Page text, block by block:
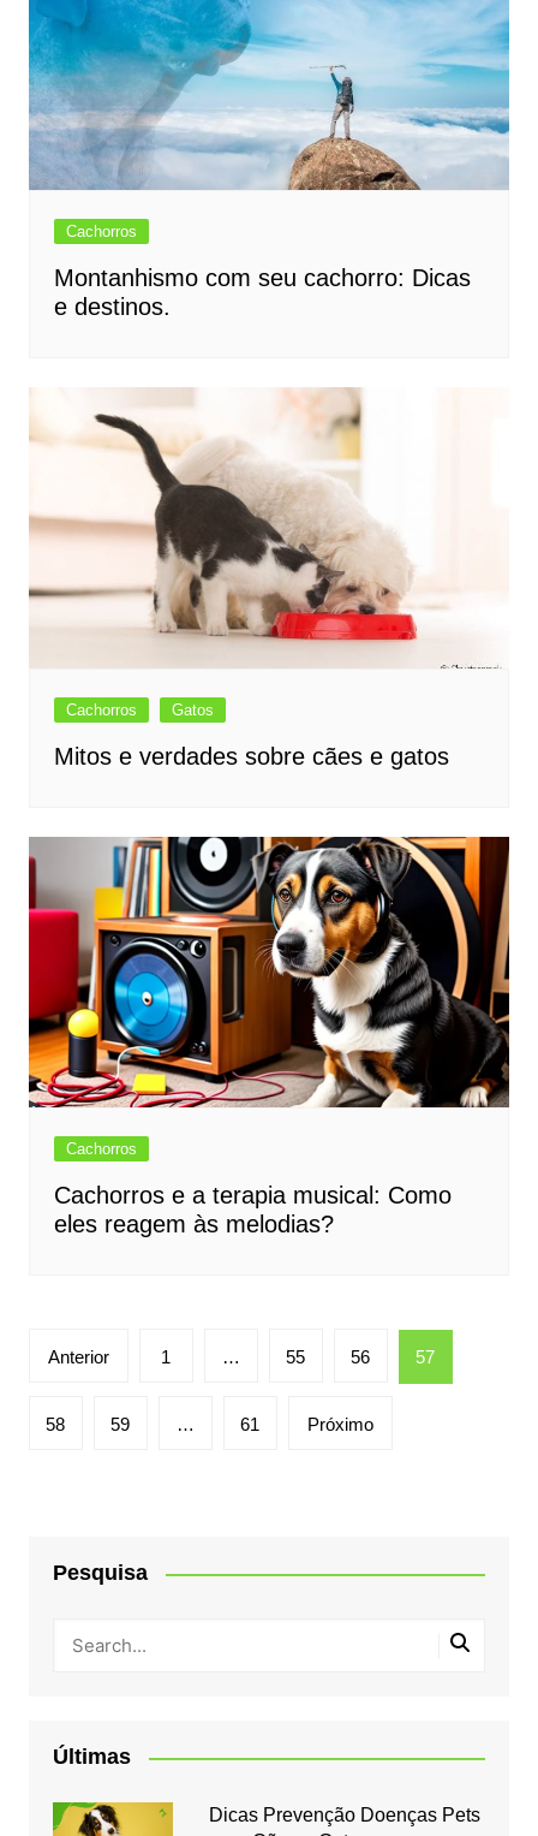
Cachorros
Montanhismo com seu cachorro: Dicas
e destinos.
Cachorros Gatos
Mitos e verdades sobre cães e gatos
Cachorros
Cachorros e a terapia musical: Como
eles reagem às melodias?
Paginação
posts
Anterior 1 … 55 56 57
58 59 … 61 Próximo
Pesquisa
Últimas
Dicas Prevenção Doenças Pets